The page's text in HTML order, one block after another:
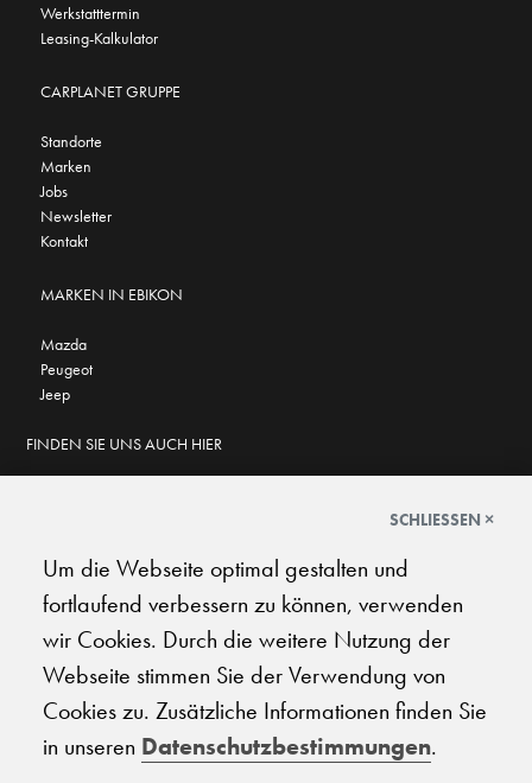
Werkstatttermin
Leasing-Kalkulator
CARPLANET GRUPPE
Standorte
Marken
Jobs
Newsletter
Kontakt
MARKEN IN EBIKON
Mazda
Peugeot
Jeep
FINDEN SIE UNS AUCH HIER
4.6 ★★★★★
★★★★★
© 2026 Carplanet Galliker
SCHLIESSEN ×
Um die Webseite optimal gestalten und
fortlaufend verbessern zu können, verwenden
wir Cookies. Durch die weitere Nutzung der
Webseite stimmen Sie der Verwendung von
Cookies zu. Zusätzliche Informationen finden Sie
in unseren Datenschutzbestimmungen.